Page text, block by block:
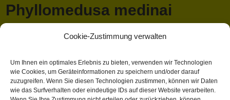
Cookie-Zustimmung verwalten
Um Ihnen ein optimales Erlebnis zu bieten, verwenden wir Technologien
wie Cookies, um Geräteinformationen zu speichern und/oder darauf
zuzugreifen. Wenn Sie diesen Technologien zustimmen, können wir Daten
wie das Surfverhalten oder eindeutige IDs auf dieser Website verarbeiten.
Phyllomedusa medinai
Funkhouser,1962
April 13, 2018 1:03 p.m. Veröffentlicht von Mathieu Hauck
Kategorisiert in: Allgemein
Dieser Artikel wurde verfasst von Mathieu Hauck